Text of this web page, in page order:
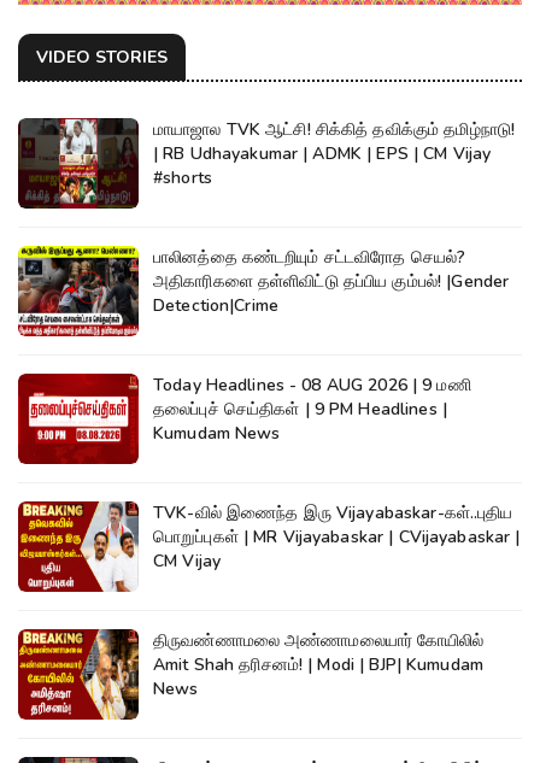
VIDEO STORIES
மாயாஜால TVK ஆட்சி! சிக்கித் தவிக்கும் தமிழ்நாடு!
| RB Udhayakumar | ADMK | EPS | CM Vijay
#shorts
பாலினத்தை கண்டறியும் சட்டவிரோத செயல்?
அதிகாரிகளை தள்ளிவிட்டு தப்பிய கும்பல்! |Gender
Detection|Crime
Today Headlines - 08 AUG 2026 | 9 மணி
தலைப்புச் செய்திகள் | 9 PM Headlines |
Kumudam News
TVK-வில் இணைந்த இரு Vijayabaskar-கள்..புதிய
பொறுப்புகள் | MR Vijayabaskar | CVijayabaskar |
CM Vijay
திருவண்ணாமலை அண்ணாமலையார் கோயிலில்
Amit Shah தரிசனம்! | Modi | BJP| Kumudam
News